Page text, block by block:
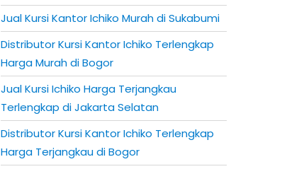
Jual Kursi Kantor Ichiko Murah di Sukabumi
Distributor Kursi Kantor Ichiko Terlengkap
Harga Murah di Bogor
Jual Kursi Ichiko Harga Terjangkau
Terlengkap di Jakarta Selatan
Distributor Kursi Kantor Ichiko Terlengkap
Harga Terjangkau di Bogor